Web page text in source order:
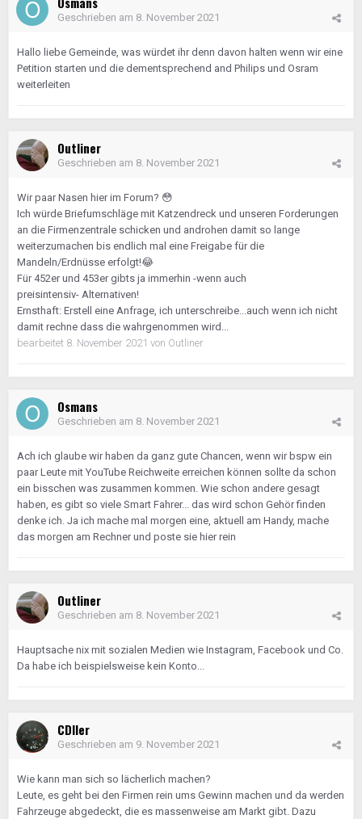
Geschrieben am 8. November 2021
Hallo liebe Gemeinde, was würdet ihr denn davon halten wenn wir eine
Petition starten und die dementsprechend and Philips und Osram
weiterleiten
Outliner
Geschrieben am 8. November 2021
Wir paar Nasen hier im Forum? 😳
Ich würde Briefumschläge mit Katzendreck und unseren Forderungen
an die Firmenzentrale schicken und androhen damit so lange
weiterzumachen bis endlich mal eine Freigabe für die
Mandeln/Erdnüsse erfolgt!😂
Für 452er und 453er gibts ja immerhin -wenn auch
preisintensiv- Alternativen!
Ernsthaft: Erstell eine Anfrage, ich unterschreibe...auch wenn ich nicht
damit rechne dass die wahrgenommen wird...
bearbeitet 8. November 2021 von Outliner
Osmans
Geschrieben am 8. November 2021
Ach ich glaube wir haben da ganz gute Chancen, wenn wir bspw ein
paar Leute mit YouTube Reichweite erreichen können sollte da schon
ein bisschen was zusammen kommen. Wie schon andere gesagt
haben, es gibt so viele Smart Fahrer... das wird schon Gehör finden
denke ich. Ja ich mache mal morgen eine, aktuell am Handy, mache
das morgen am Rechner und poste sie hier rein
Outliner
Geschrieben am 8. November 2021
Hauptsache nix mit sozialen Medien wie Instagram, Facebook und Co.
Da habe ich beispielsweise kein Konto...
CDIler
Geschrieben am 9. November 2021
Wie kann man sich so lächerlich machen?
Leute, es geht bei den Firmen rein ums Gewinn machen und da werden
Fahrzeuge abgedeckt, die es massenweise am Markt gibt. Dazu